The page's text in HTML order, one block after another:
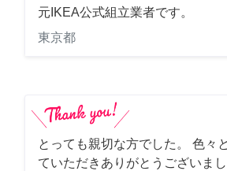
元IKEA公式組立業者です。
東京都
とっても親切な方でした。 色々
ていただきありがとうございま